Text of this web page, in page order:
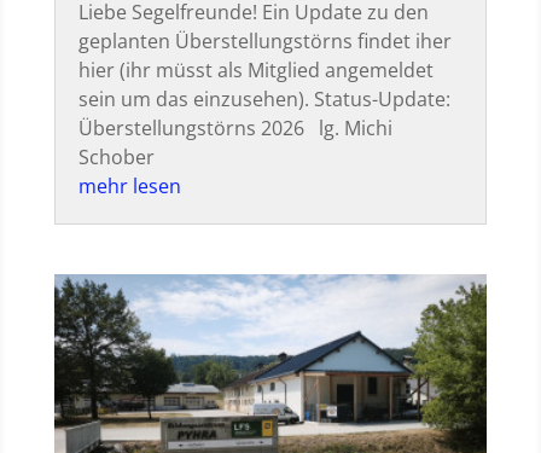
Liebe Segelfreunde! Ein Update zu den
geplanten Überstellungstörns findet iher
hier (ihr müsst als Mitglied angemeldet
sein um das einzusehen). Status-Update:
Überstellungstörns 2026 lg. Michi
Schober
mehr lesen